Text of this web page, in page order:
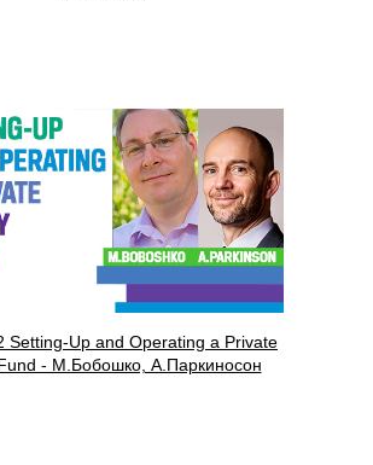
Setting-Up and Operating a Private
- М.Бобошко, А.Паркиносон